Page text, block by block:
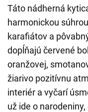
Táto nádherná
harmonickou
karafiátov a
dopĺňajú červené
oranžovej,
žiarivo pozitívnu
interiér a vyčarí
už ide o